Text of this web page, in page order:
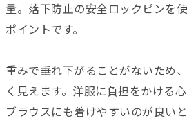
量。落下防止の安全ロックピンを
ポイントです。
重みで垂れ下がることがないため
く見えます。洋服に負担をかける
ブラウスにも着けやすいのが良いと